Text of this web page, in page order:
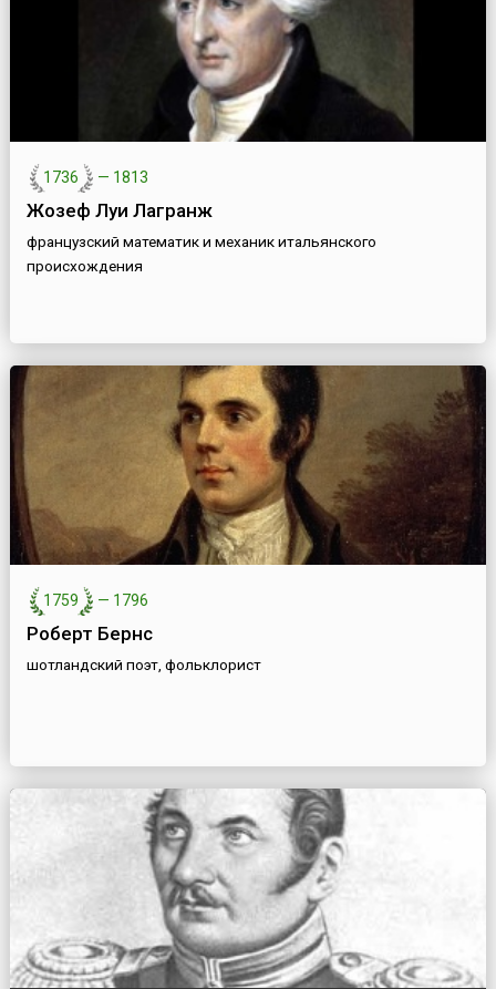
1736 — 1813
Жозеф Луи Лагранж
французский математик и механик итальянского
происхождения
1759 — 1796
Роберт Бернс
шотландский поэт, фольклорист